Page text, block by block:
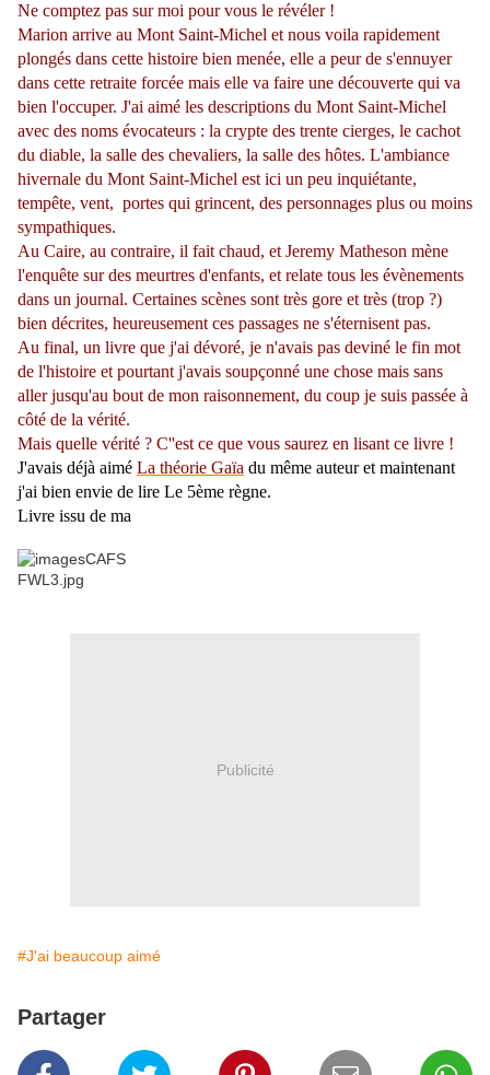
Ne comptez pas sur moi pour vous le révéler !
Marion arrive au Mont Saint-Michel et nous voila rapidement
plongés dans cette histoire bien menée, elle a peur de s'ennuyer
dans cette retraite forcée mais elle va faire une découverte qui va
bien l'occuper. J'ai aimé les descriptions du Mont Saint-Michel
avec des noms évocateurs : la crypte des trente cierges, le cachot
du diable, la salle des chevaliers, la salle des hôtes. L'ambiance
hivernale du Mont Saint-Michel est ici un peu inquiétante,
tempête, vent, portes qui grincent, des personnages plus ou moins
sympathiques.
Au Caire, au contraire, il fait chaud, et Jeremy Matheson mène
l'enquête sur des meurtres d'enfants, et relate tous les évènements
dans un journal. Certaines scènes sont très gore et très (trop ?)
bien décrites, heureusement ces passages ne s'éternisent pas.
Au final, un livre que j'ai dévoré, je n'avais pas deviné le fin mot
de l'histoire et pourtant j'avais soupçonné une chose mais sans
aller jusqu'au bout de mon raisonnement, du coup je suis passée à
côté de la vérité.
Mais quelle vérité ? C''est ce que vous saurez en lisant ce livre !
J'avais déjà aimé La théorie Gaïa du même auteur et maintenant
j'ai bien envie de lire Le 5ème règne.
Livre issu de ma
Publicité
#J'ai beaucoup aimé
Partager